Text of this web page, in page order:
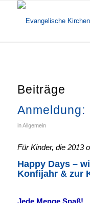
Beiträge
Anmeldung:
inAllgemein
Für Kinder, die 2013
Happy Days –
Konfijahr & zur